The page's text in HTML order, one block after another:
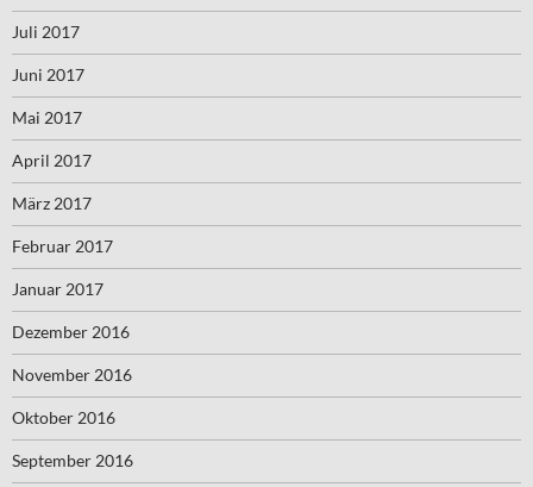
Juli 2017
Juni 2017
Mai 2017
April 2017
März 2017
Februar 2017
Januar 2017
Dezember 2016
November 2016
Oktober 2016
September 2016